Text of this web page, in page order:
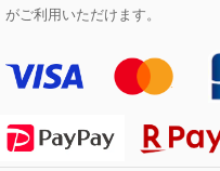
レッグウェア
時計
がご利用いただけます。